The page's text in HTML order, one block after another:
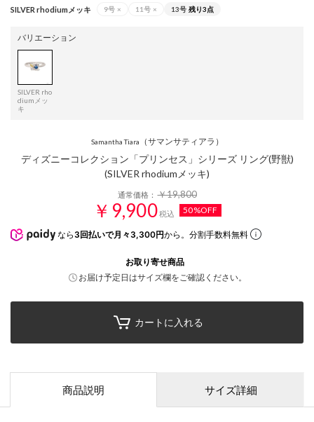
SILVER rhodiumメッキ 9号 × 11号 × 13号 残り3点
バリエーション
SILVER rho
diumメッ
キ
Samantha Tiara （サマンサティアラ）
ディズニーコレクション「プリンセス」シリーズ リング(野獣)
(SILVER rhodiumメッキ)
通常価格：￥19,800
￥9,900税込 50%OFF
なら 3回払いで月々3,300円から。分割手数料無料
お取り寄せ商品
お届け予定日はサイズ欄をご確認ください。
カートに入れる
商品説明 サイズ詳細